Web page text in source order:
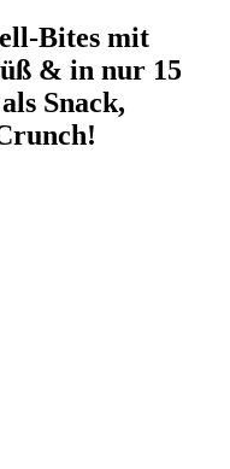
Bites mit
& in nur 15
Snack,